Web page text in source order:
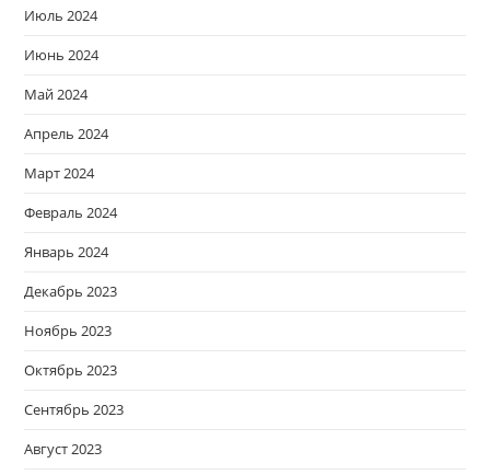
Июль 2024
Июнь 2024
Май 2024
Апрель 2024
Март 2024
Февраль 2024
Январь 2024
Декабрь 2023
Ноябрь 2023
Октябрь 2023
Сентябрь 2023
Август 2023